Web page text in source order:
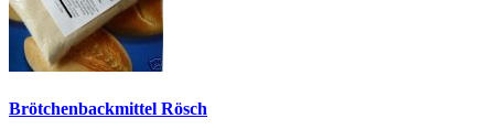
Brötchenbackmittel Rösch